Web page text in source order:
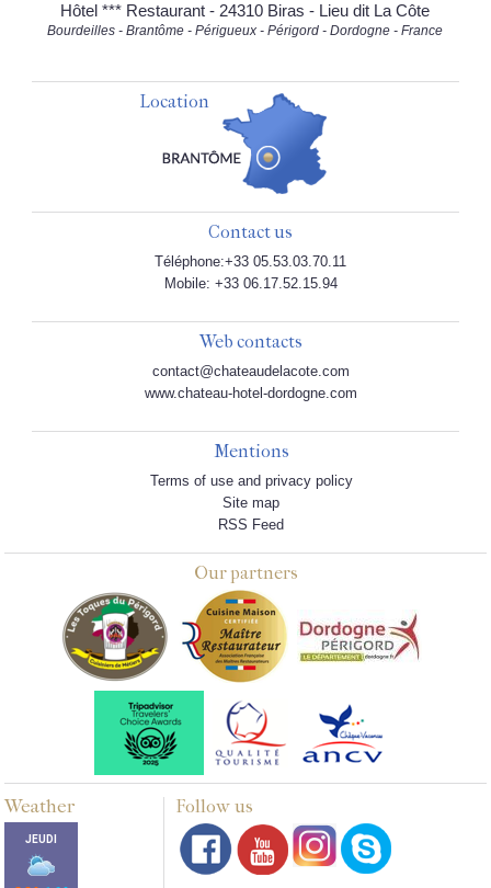
Hôtel *** Restaurant - 24310 Biras - Lieu dit La Côte
Bourdeilles - Brantôme - Périgueux - Périgord - Dordogne - France
Location
Contact us
Téléphone:+33 05.53.03.70.11
Mobile: +33 06.17.52.15.94
Web contacts
contact@chateaudelacote.com
www.chateau-hotel-dordogne.com
Mentions
Terms of use and privacy policy
Site map
RSS Feed
Our partners
Weather Follow us